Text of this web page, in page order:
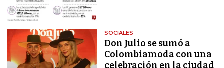
SOCIALES
Don Julio se sumó a
Colombiamoda con una
celebración en la ciudad